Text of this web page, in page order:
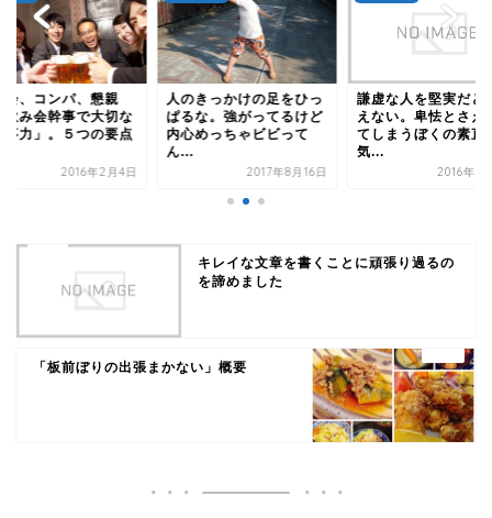
会、コンパ、懇親
飲み会幹事で大切な
事力」。５つの要点
2016年2月4日
人のきっかけの足をひっ
ぱるな。強がってるけど
内心めっちゃビビって
ん...
2017年8月16日
謙虚な人を堅実だと
えない。卑怯とさえ
てしまうぼくの素直
気...
2016年1
キレイな文章を書くことに頑張り過るの
を諦めました
「板前ぼりの出張まかない」概要